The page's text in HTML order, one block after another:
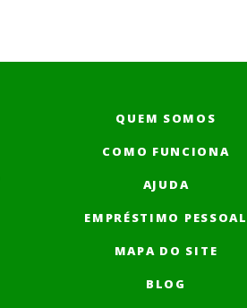
QUEM SOMOS
COMO FUNCIONA
AJUDA
EMPRÉSTIMO PESSOAL
MAPA DO SITE
BLOG